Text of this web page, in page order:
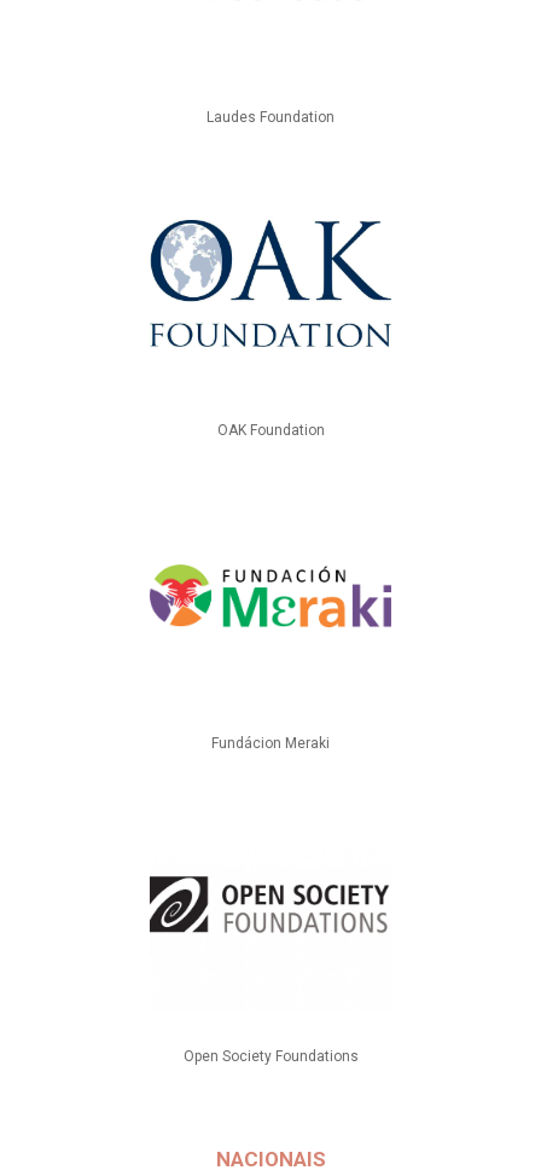
Laudes Foundation
OAK Foundation
Fundácion Meraki
Open Society Foundations
NACIONAIS